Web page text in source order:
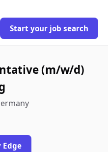
Start your job search
(m/w/d)